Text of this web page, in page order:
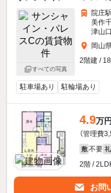
すべての写真
院庄
美作
津山
岡山
2階建 /
駐車場あり 駐輪場あり
4.9万円
（管理費
敷 不要 礼
2階 /
お問